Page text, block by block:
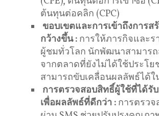
ต้นทุนต่อคลิก (CPC)
ขอบเขตและการเข้าถึงการส
กว้างขึ้น : การให้ภารกิจและร
ผู้ชมทั่วโลก นักพัฒนาสามารถ
จากตลาดที่ยังไม่ได้ใช้ประโย
สามารถขับเคลื่อนผลลัพธ์ได้ใ
การตรวจสอบสิทธิ์ผู้ใช้ที่ได้รั
เพื่อผลลัพธ์ที่ดีกว่า : การตรว